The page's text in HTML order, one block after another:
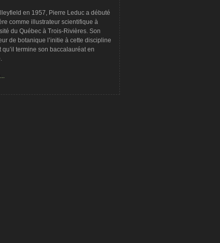
en 1957, Pierre Leduc a débuté
comme illustrateur scientifique à
du Québec à Trois-Rivières. Son
de botanique l’initie à cette discipline
qu’il termine son baccalauréat en